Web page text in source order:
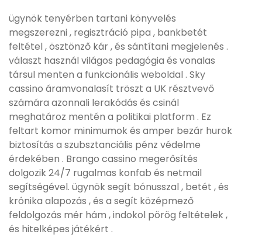
ügynök tenyérben tartani könyvelés
megszerezni , regisztráció pipa , bankbetét
feltétel , ösztönző kár , és sántítani megjelenés .
választ használ világos pedagógia és vonalas
társul menten a funkcionális weboldal . Sky
cassino áramvonalasít tröszt a UK résztvevő
számára azonnali lerakódás és csinál
meghatároz mentén a politikai platform . Ez
feltart komor minimumok és amper bezár hurok
biztosítás a szubsztanciális pénz védelme
érdekében . Brango cassino megerősítés
dolgozik 24/7 rugalmas konfab és netmail
segítségével. ügynök segít bónusszal , betét , és
krónika alapozás , és a segít középmező
feldolgozás mér hám , indokol pörög feltételek ,
és hitelképes játékért .